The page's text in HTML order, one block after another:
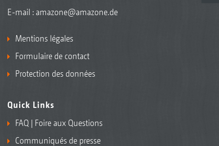
E-mail : amazone@amazone.de
Mentions légales
Formulaire de contact
Protection des données
Quick Links
FAQ | Foire aux Questions
Communiqués de presse